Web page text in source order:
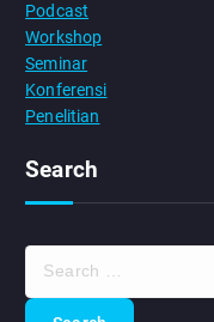
Podcast
Workshop
Seminar
Konferensi
Penelitian
Search
a